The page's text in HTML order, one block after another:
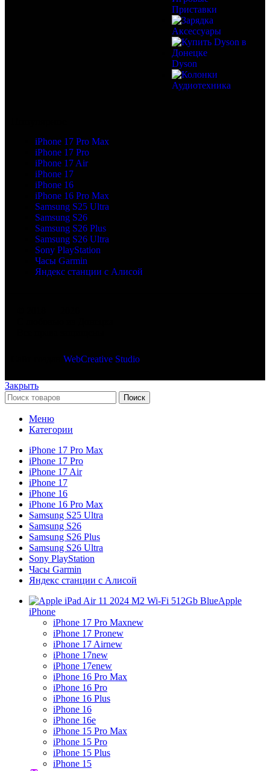
Приставки
Аксессуары
Dyson
Аудиотехника
iPhone 17 Pro Max
iPhone 17 Pro
iPhone 17 Air
iPhone 17
iPhone 16
iPhone 16 Pro Max
Samsung S25 Ultra
Samsung S26
Samsung S26 Plus
Samsung S26 Ultra
Sony PlayStation
Часы Garmin
Яндекс станции с Алисой
WebCreative Studio
Закрыть
Поиск
Меню
Категории
iPhone 17 Pro Max
iPhone 17 Pro
iPhone 17 Air
iPhone 17
iPhone 16
iPhone 16 Pro Max
Samsung S25 Ultra
Samsung S26
Samsung S26 Plus
Samsung S26 Ultra
Sony PlayStation
Часы Garmin
Яндекс станции с Алисой
Apple
iPhone
iPhone 17 Pro Maxnew
iPhone 17 Pronew
iPhone 17 Airnew
iPhone 17new
iPhone 17enew
iPhone 16 Pro Max
iPhone 16 Pro
iPhone 16 Plus
iPhone 16
iPhone 16e
iPhone 15 Pro Max
iPhone 15 Pro
iPhone 15 Plus
iPhone 15